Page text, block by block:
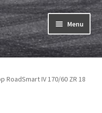
Menu
Expand
menu
Expand
RoadSmart IV 170/60 ZR 18